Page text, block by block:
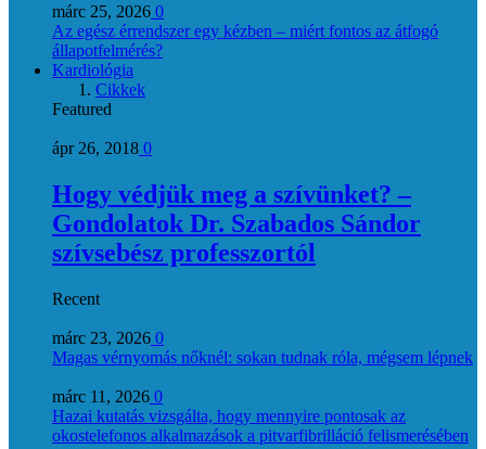
márc 25, 2026 0
Az egész érrendszer egy kézben – miért fontos az átfogó
állapotfelmérés?
Kardiológia
Cikkek
Featured
ápr 26, 2018 0
Hogy védjük meg a szívünket? –
Gondolatok Dr. Szabados Sándor
szívsebész professzortól
Recent
márc 23, 2026 0
Magas vérnyomás nőknél: sokan tudnak róla, mégsem lépnek
márc 11, 2026 0
Hazai kutatás vizsgálta, hogy mennyire pontosak az
okostelefonos alkalmazások a pitvarfibrilláció felismerésében